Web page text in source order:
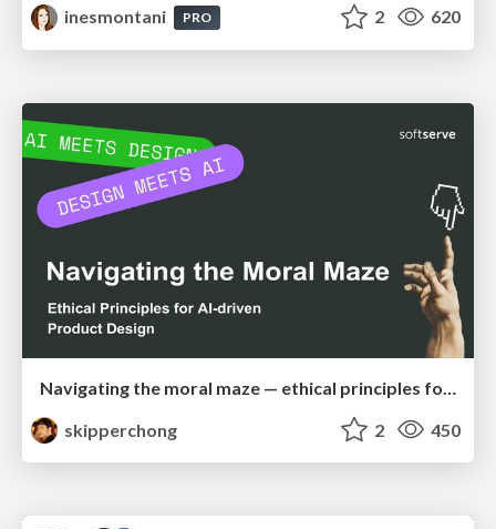
inesmontani
PRO 2 620
skipperchong
2 450